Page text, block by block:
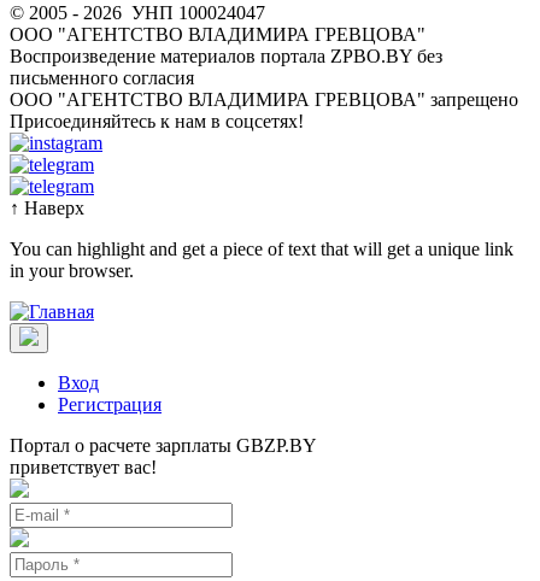
© 2005 - 2026 УНП 100024047
ООО "АГЕНТСТВО ВЛАДИМИРА ГРЕВЦОВА"
Воспроизведение материалов портала ZPBO.BY без
письменного согласия
OOO "АГЕНТСТВО ВЛАДИМИРА ГРЕВЦОВА" запрещено
Присоединяйтесь к нам в соцсетях!
↑ Наверх
You can highlight and get a piece of text that will get a unique link
in your browser.
Вход
Регистрация
Портал о расчете зарплаты GBZP.BY
приветствует вас!